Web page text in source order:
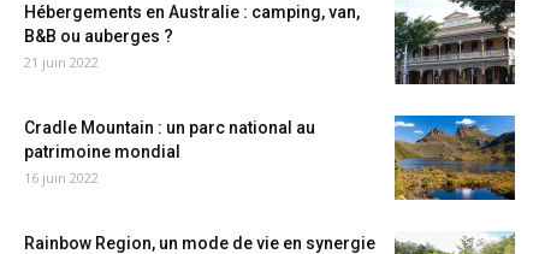
Hébergements en Australie : camping, van,
B&B ou auberges ?
21 juin 2022
Cradle Mountain : un parc national au
patrimoine mondial
16 juin 2022
Rainbow Region, un mode de vie en synergie